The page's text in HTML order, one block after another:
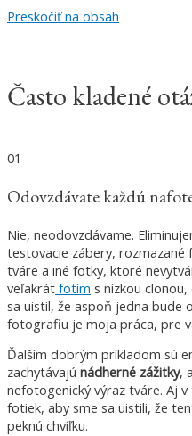
Preskočiť na obsah
Často kladené
01
Odovzdávate každú
Nie, neodovzdávame.
testovacie zábery,
tváre a iné fotky, ktoré
veľakrát fotím s nízkou
sa uistil, že aspoň jedna bude
fotografiu je moja práca, pre
Ďalším dobrým príkladom sú
zachytávajú nádherné zážitky,
nefotogenický výraz tváre. Aj
fotiek, aby sme sa uistili, že
peknú chvíľku.